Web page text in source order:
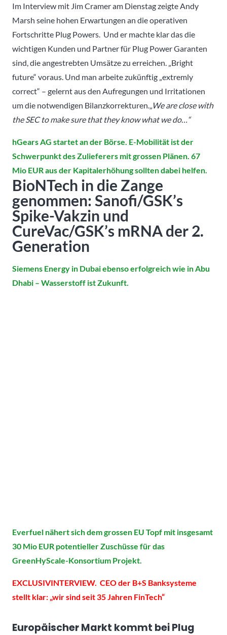
Im Interview mit Jim Cramer am Dienstag zeigte Andy
Marsh seine hohen Erwartungen an die operativen
Fortschritte Plug Powers. Und er machte klar das die
wichtigen Kunden und Partner für Plug Power Garanten
sind, die angestrebten Umsätze zu erreichen. „Bright
future“ voraus. Und man arbeite zukünftig „extremly
correct“ – gelernt aus den Aufregungen und Irritationen
um die notwendigen Bilanzkorrekturen.„We are close with
the SEC to make sure that they know what we do…“
hGears AG startet an der Börse. E-Mobilität ist der
Schwerpunkt des Zulieferers mit grossen Plänen. 67
Mio EUR aus der Kapitalerhöhung sollten dabei helfen.
BioNTech in die Zange
genommen: Sanofi/GSK’s
Spike-Vakzin und
CureVac/GSK’s mRNA der 2.
Generation
Siemens Energy in Dubai ebenso erfolgreich wie in Abu
Dhabi – Wasserstoff ist Zukunft.
Everfuel nähert sich dem grossen EU Topf mit insgesamt
30 Mio EUR potentieller Zuschüsse für das
GreenHyScale-Konsortium Projekt.
EXCLUSIVINTERVIEW. CEO der B+S Banksysteme
stellt klar: „wir sind seit 35 Jahren FinTech“
Europäischer Markt kommt bei Plug